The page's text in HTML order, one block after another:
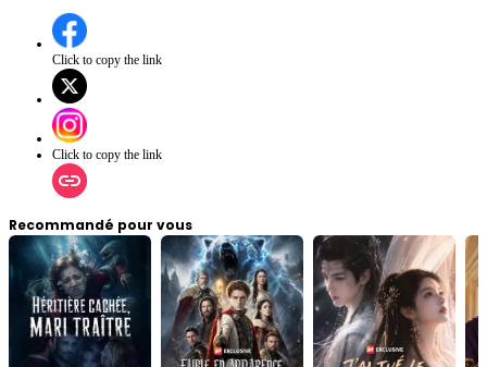
violent.Que découvrira Léo sur le pendentif et comment cela affectera-t-il ses relations ?
Click to copy the link
Click to copy the link
Recommandé pour vous